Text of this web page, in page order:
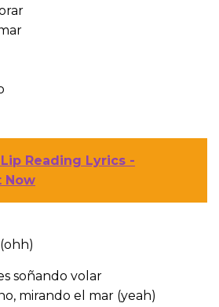
Reading Lyrics -
Now
soñando volar
mirando el mar (yeah)